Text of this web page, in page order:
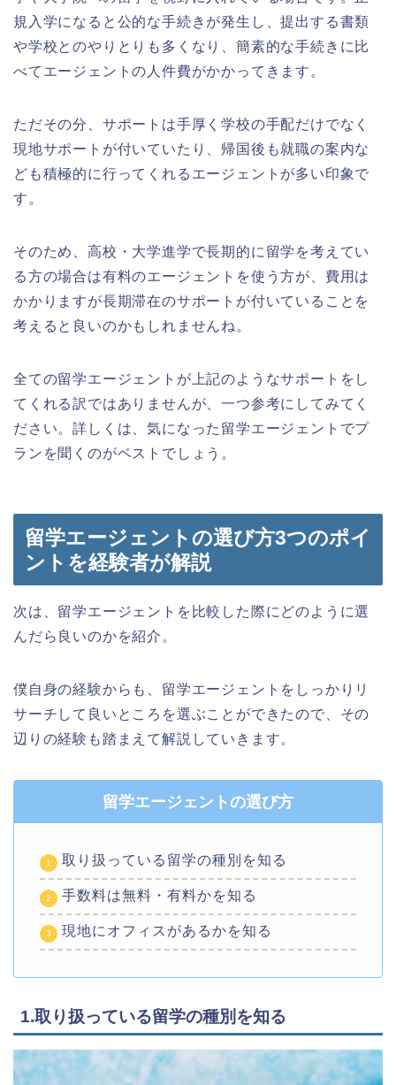
規入学になると公的な手続きが発生し、提出する書類
や学校とのやりとりも多くなり、簡素的な手続きに比
べてエージェントの人件費がかかってきます。
ただその分、サポートは手厚く学校の手配だけでなく
現地サポートが付いていたり、帰国後も就職の案内な
ども積極的に行ってくれるエージェントが多い印象で
す。
そのため、高校・大学進学で長期的に留学を考えてい
る方の場合は有料のエージェントを使う方が、費用は
かかりますが長期滞在のサポートが付いていることを
考えると良いのかもしれませんね。
全ての留学エージェントが上記のようなサポートをし
てくれる訳ではありませんが、一つ参考にしてみてく
ださい。詳しくは、気になった留学エージェントでプ
ランを聞くのがベストでしょう。
留学エージェントの選び方3つのポイ
ントを経験者が解説
次は、留学エージェントを比較した際にどのように選
んだら良いのかを紹介。
僕自身の経験からも、留学エージェントをしっかりリ
サーチして良いところを選ぶことができたので、その
辺りの経験も踏まえて解説していきます。
留学エージェントの選び方
取り扱っている留学の種別を知る
手数料は無料・有料かを知る
現地にオフィスがあるかを知る
1.取り扱っている留学の種別を知る